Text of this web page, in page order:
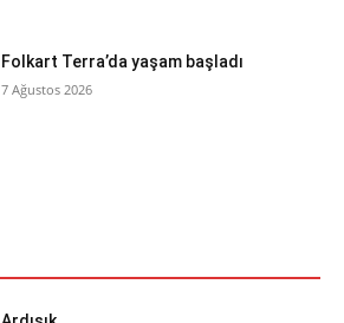
Folkart Terra’da yaşam başladı
7 Ağustos 2026